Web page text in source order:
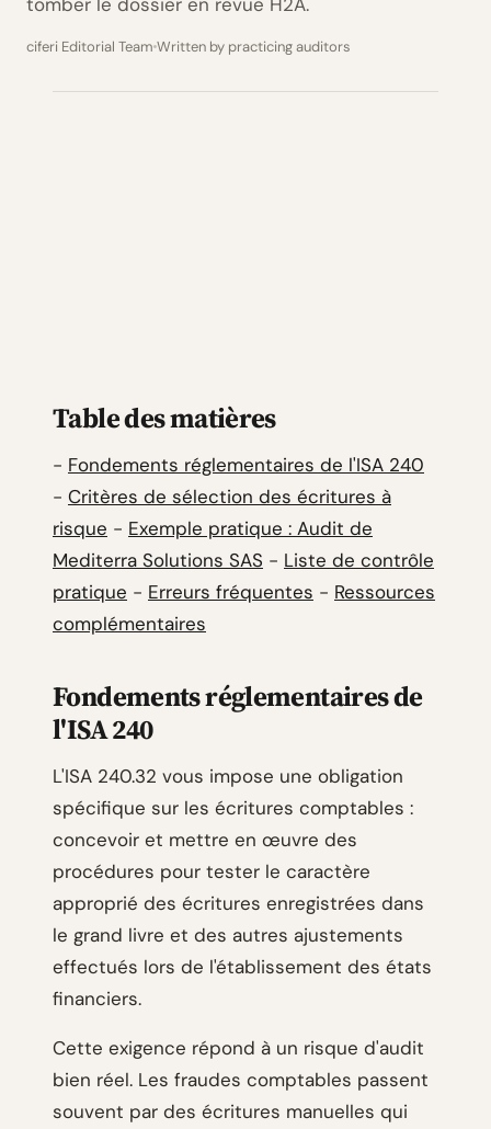
ciferi Editorial Team Written by practicing auditors
Table des matières
- Fondements réglementaires de l'ISA 240
- Critères de sélection des écritures à
risque - Exemple pratique : Audit de
Mediterra Solutions SAS - Liste de contrôle
pratique - Erreurs fréquentes - Ressources
complémentaires
Fondements réglementaires de
l'ISA 240
L'ISA 240.32 vous impose une obligation
spécifique sur les écritures comptables :
concevoir et mettre en œuvre des
procédures pour tester le caractère
approprié des écritures enregistrées dans
le grand livre et des autres ajustements
effectués lors de l'établissement des états
financiers.
Cette exigence répond à un risque d'audit
bien réel. Les fraudes comptables passent
souvent par des écritures manuelles qui